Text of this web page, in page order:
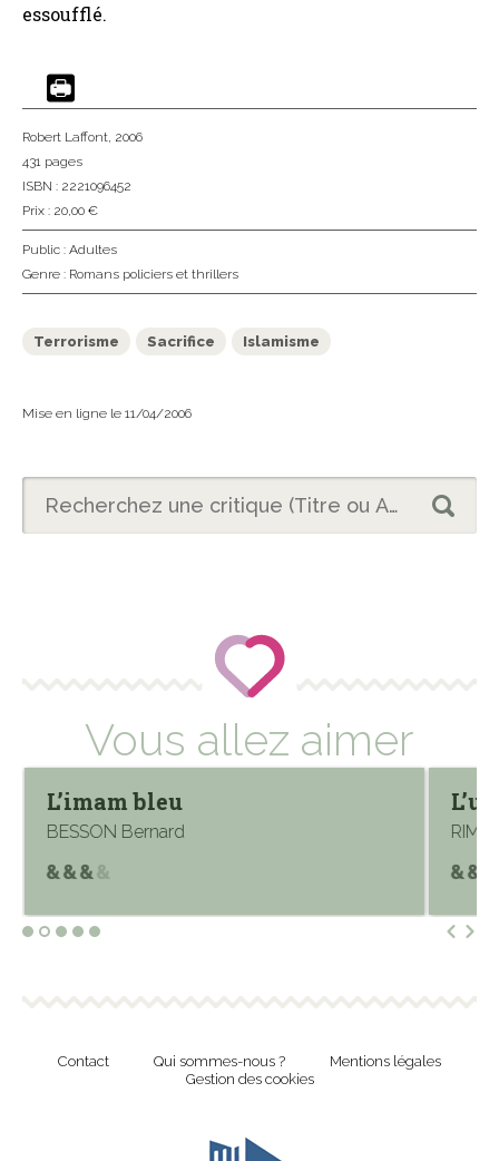
essoufflé.
Robert Laffont, 2006
431 pages
ISBN : 2221096452
Prix : 20,00 €
Public : Adultes
Genre : Romans policiers et thrillers
Terrorisme Sacrifice Islamisme
Mise en ligne le 11/04/2006
Vous allez aimer
L’imam bleu
BESSON Bernard
Contact Qui sommes-nous ?
Mentions légales
Gestion des cookies